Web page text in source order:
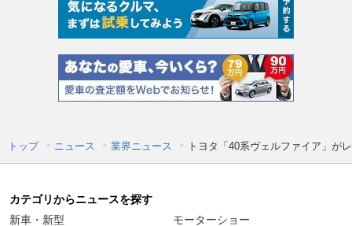
トップ ニュース 業界ニュース トヨタ「40系ヴェルファイア」が
カテゴリからニュースを探す
新車・新型
モーターショー